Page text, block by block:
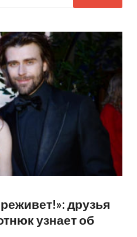
друзья
узнает об